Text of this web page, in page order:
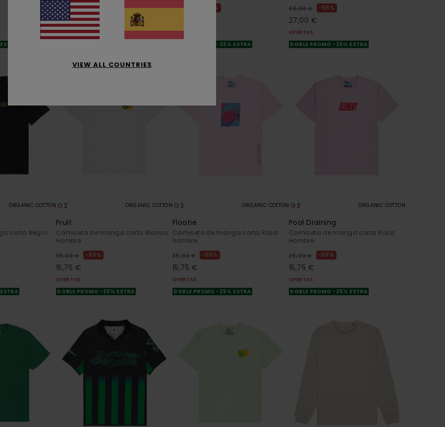
30,00 € 55%
13,50 €
OFERTAS
45,00 € 55%
OFERTAS
DOBLE PROMO -25% EXTRA
60,00 € 55%
27,00 €
OFERTAS
DOBLE PROMO -25% EXTRA
ORGANIC COTTON
corta Negro
2 ORGANIC COTTON
Fruit
Camiseta de manga corta Blanco
Hombre
35,00 € 55%
15,75 €
OFERTAS
DOBLE PROMO -25% EXTRA
2 ORGANIC COTTON
Floatie
Camiseta de manga corta Rosa
Hombre
35,00 € 55%
15,75 €
OFERTAS
DOBLE PROMO -25% EXTRA
2 ORGANIC COTTON
Pool Draining
Camiseta de manga corta Rosa
Hombre
35,00 € 55%
15,75 €
OFERTAS
DOBLE PROMO -25% EXTRA
VIEW ALL COUNTRIES